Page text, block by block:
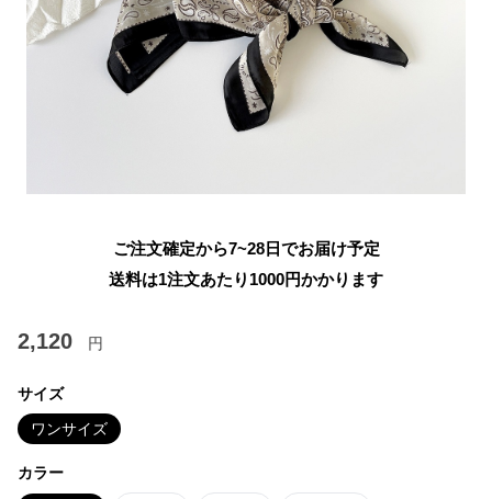
ご注文確定から7~28日でお届け予定
送料は1注文あたり 1000円かかります
2,120 円
サイズ
ワンサイズ
カラー